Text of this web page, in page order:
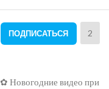
ПОДПИСАТЬСЯ 2
Новогодние видео при